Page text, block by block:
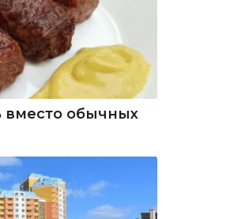
вместо обычных